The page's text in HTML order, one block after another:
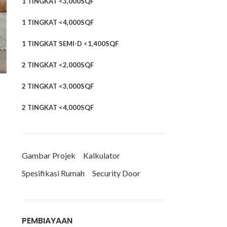
1 TINGKAT <4,000SQF
1 TINGKAT SEMI-D <1,400SQF
2 TINGKAT <2,000SQF
2 TINGKAT <3,000SQF
2 TINGKAT <4,000SQF
Gambar Projek
Kalkulator
Spesifikasi Rumah
Security Door
PEMBIAYAAN